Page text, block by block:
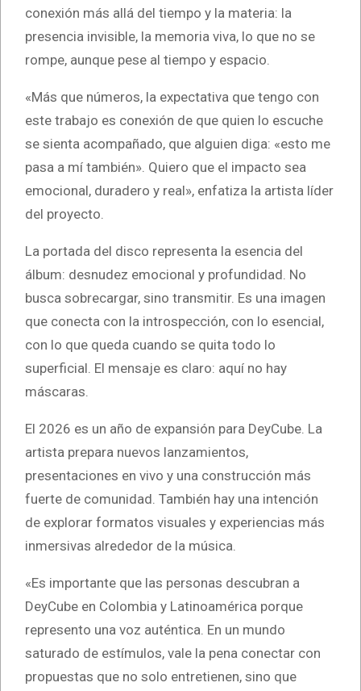
conexión más allá del tiempo y la materia: la
presencia invisible, la memoria viva, lo que no se
rompe, aunque pese al tiempo y espacio.
«Más que números, la expectativa que tengo con
este trabajo es conexión de que quien lo escuche
se sienta acompañado, que alguien diga: «esto me
pasa a mí también». Quiero que el impacto sea
emocional, duradero y real», enfatiza la artista líder
del proyecto.
La portada del disco representa la esencia del
álbum: desnudez emocional y profundidad. No
busca sobrecargar, sino transmitir. Es una imagen
que conecta con la introspección, con lo esencial,
con lo que queda cuando se quita todo lo
superficial. El mensaje es claro: aquí no hay
máscaras.
El 2026 es un año de expansión para DeyCube. La
artista prepara nuevos lanzamientos,
presentaciones en vivo y una construcción más
fuerte de comunidad. También hay una intención
de explorar formatos visuales y experiencias más
inmersivas alrededor de la música.
«Es importante que las personas descubran a
DeyCube en Colombia y Latinoamérica porque
represento una voz auténtica. En un mundo
saturado de estímulos, vale la pena conectar con
propuestas que no solo entretienen, sino que